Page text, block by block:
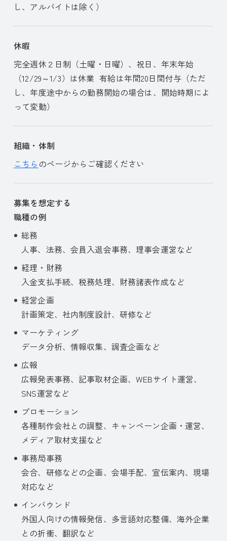
し、アルバイトは除く）
休暇
完全週休２日制（土曜・日曜）、祝日、年末年始
（12/29～1/3）は休業 有給は年間20日間付与（ただ
し、年度途中からの勤務開始の場合は、開始時期によ
って変動）
組織・体制
こちら のページからご確認ください
募集を想定する
職種の例
総務
人事、法務、会員入退会事務、理事会運営など
経理・財務
入金支払手続、税務処理、財務諸表作成など
経営企画
計画策定、社内制度設計、研修など
マーケティング
データ分析、情報収集、調査企画など
広報
広報発表事務、記事取材企画、WEBサイト運営、
SNS運営など
プロモーション
各種制作会社との調整、キャンペーン企画・運営、
メディア取材支援など
事務局事務
会合、研修などの企画、会場手配、宣伝案内、現場
対応など
インバウンド
外国人向けの情報発信、多言語対応整備、海外企業
との折衝、翻訳など